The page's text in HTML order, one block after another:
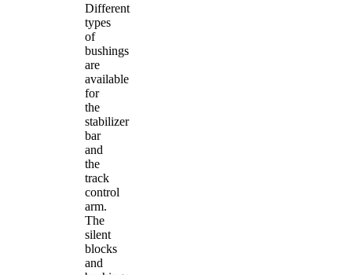
Different
types
of
bushings
are
available
for
the
stabilizer
bar
and
the
track
control
arm.
The
silent
blocks
and